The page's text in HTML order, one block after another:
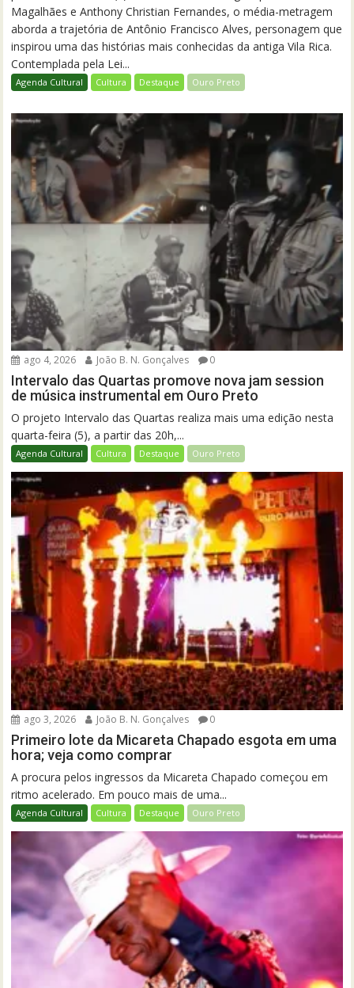
Magalhães e Anthony Christian Fernandes, o média-metragem
aborda a trajetória de Antônio Francisco Alves, personagem que
inspirou uma das histórias mais conhecidas da antiga Vila Rica.
Contemplada pela Lei...
Agenda Cultural Cultura Destaque Ouro Preto
ago 4, 2026 João B. N. Gonçalves 0
Intervalo das Quartas promove nova jam session
de música instrumental em Ouro Preto
O projeto Intervalo das Quartas realiza mais uma edição nesta
quarta-feira (5), a partir das 20h,...
Agenda Cultural Cultura Destaque Ouro Preto
ago 3, 2026 João B. N. Gonçalves 0
Primeiro lote da Micareta Chapado esgota em uma
hora; veja como comprar
A procura pelos ingressos da Micareta Chapado começou em
ritmo acelerado. Em pouco mais de uma...
Agenda Cultural Cultura Destaque Ouro Preto